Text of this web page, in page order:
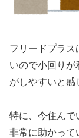
フリードプラス
いので小回りが
がしやすいと感
特に、今住んで
非常に助かって